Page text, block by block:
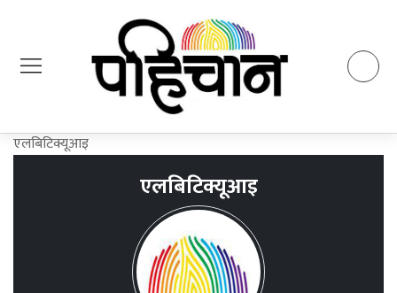
एलबिटिक्यूआइ
एलबिटिक्यूआइ